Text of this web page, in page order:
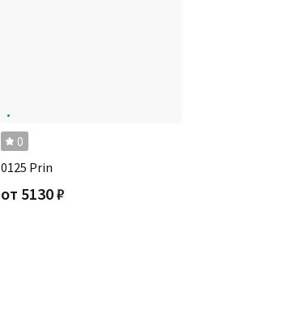
0
0125 Prin
от 5130₽